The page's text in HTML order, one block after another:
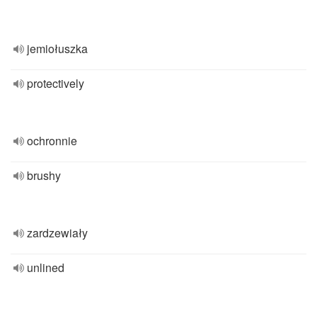
jemiołuszka
protectively
ochronnie
brushy
zardzewiały
unlined